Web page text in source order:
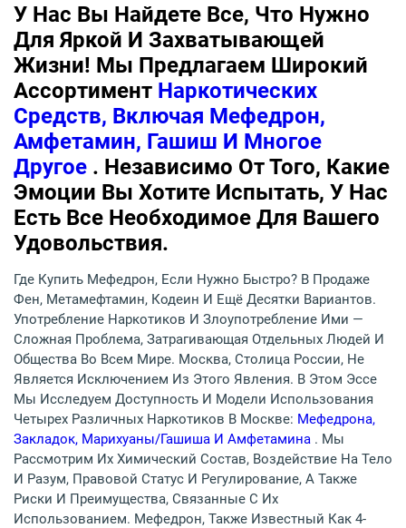
У Нас Вы Найдете Все, Что Нужно
Для Яркой И Захватывающей
Жизни! Мы Предлагаем Широкий
Ассортимент Наркотических
Средств, Включая Мефедрон,
Амфетамин, Гашиш И Многое
Другое . Независимо От Того, Какие
Эмоции Вы Хотите Испытать, У Нас
Есть Все Необходимое Для Вашего
Удовольствия.
Где Купить Мефедрон, Если Нужно Быстро? В Продаже
Фен, Метамефтамин, Кодеин И Ещё Десятки Вариантов.
Употребление Наркотиков И Злоупотребление Ими —
Сложная Проблема, Затрагивающая Отдельных Людей И
Общества Во Всем Мире. Москва, Столица России, Не
Является Исключением Из Этого Явления. В Этом Эссе
Мы Исследуем Доступность И Модели Использования
Четырех Различных Наркотиков В Москве: Мефедрона,
Закладок, Марихуаны/гашиша И Амфетамина . Мы
Рассмотрим Их Химический Состав, Воздействие На Тело
И Разум, Правовой Статус И Регулирование, А Также
Риски И Преимущества, Связанные С Их
Использованием. Мефедрон, Также Известный Как 4-